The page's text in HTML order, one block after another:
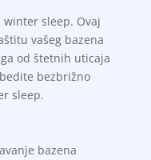
sleep. Ovaj
vašeg bazena
od štetnih uticaja
bezbrižno
sleep.
bazena